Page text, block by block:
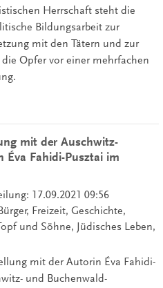
Herrschaft steht die
Bildungsarbeit zur
mit den Tätern und zur
Opfer vor einer mehrfachen
mit der Auschwitz-
Éva Fahidi-Pusztai im
17.09.2021 09:56
Freizeit, Geschichte,
und Söhne, Jüdisches Leben,
mit der Autorin Éva Fahidi-
und Buchenwald-